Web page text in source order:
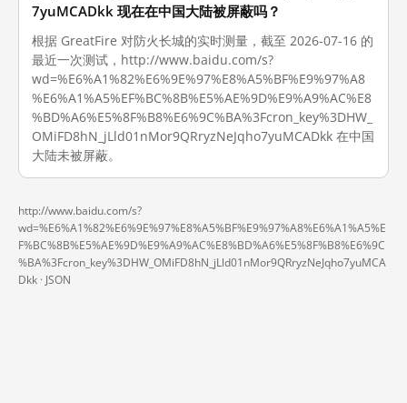
7yuMCADkk 现在在中国大陆被屏蔽吗？
根据 GreatFire 对防火长城的实时测量，截至 2026-07-16 的
最近一次测试，http://www.baidu.com/s?
wd=%E6%A1%82%E6%9E%97%E8%A5%BF%E9%97%A8
%E6%A1%A5%EF%BC%8B%E5%AE%9D%E9%A9%AC%E8
%BD%A6%E5%8F%B8%E6%9C%BA%3Fcron_key%3DHW_
OMiFD8hN_jLld01nMor9QRryzNeJqho7yuMCADkk 在中国
大陆未被屏蔽。
http://www.baidu.com/s?
wd=%E6%A1%82%E6%9E%97%E8%A5%BF%E9%97%A8%E6%A1%A5%E
F%BC%8B%E5%AE%9D%E9%A9%AC%E8%BD%A6%E5%8F%B8%E6%9C
%BA%3Fcron_key%3DHW_OMiFD8hN_jLld01nMor9QRryzNeJqho7yuMCA
Dkk · JSON